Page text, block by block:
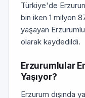
Türkiye'de
bin iken 1 milyon
yaşayan
olarak kaydedildi.
Erzurumlular
Yaşıyor?
Erzurum dışında